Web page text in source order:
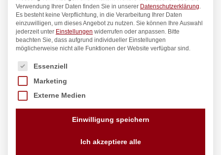
Verwendung Ihrer Daten finden Sie in unserer Datenschutzerklärung.
Es besteht keine Verpflichtung, in die Verarbeitung Ihrer Daten
einzuwilligen, um dieses Angebot zu nutzen. Sie können Ihre Auswahl
jederzeit unter Einstellungen widerrufen oder anpassen. Bitte
beachten Sie, dass aufgrund individueller Einstellungen
möglicherweise nicht alle Funktionen der Website verfügbar sind.
Es folgt eine Liste der Service-Gruppen, für die eine
Essenziell
Marketing
Externe Medien
Einwilligung speichern
Ich akzeptiere alle